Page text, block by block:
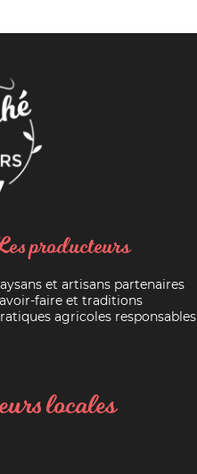
producteurs
et artisans partenaires
faire et traditions
agricoles responsables
locales